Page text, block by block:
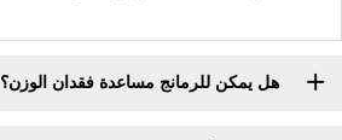
هل يمكن للرمانج مساعدة فقدان الوزن؟